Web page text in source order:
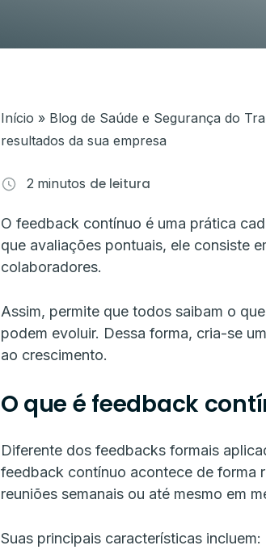
Início » Blog de Saúde e Segurança do
resultados da sua empresa
2 minutos de leitura
O feedback contínuo é uma prática
que avaliações pontuais, ele consiste
colaboradores.
Assim, permite que todos saibam o
podem evoluir. Dessa forma, cria-se
ao crescimento.
O que é feedback
Diferente dos feedbacks formais
feedback contínuo acontece de forma
reuniões semanais ou até mesmo em
Suas principais características incluem: